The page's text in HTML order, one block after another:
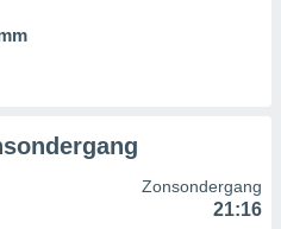
Zonsondergang
21:16